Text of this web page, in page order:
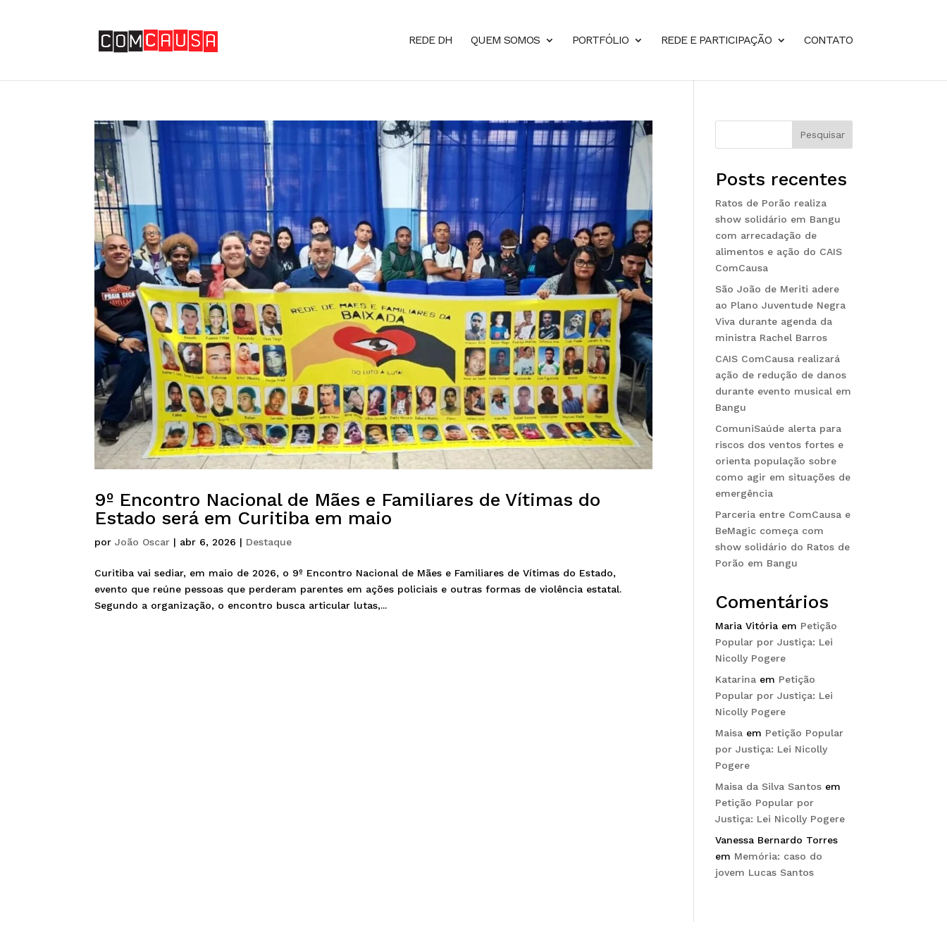
REDE DH QUEM SOMOS PORTFÓLIO REDE E PARTICIPAÇÃO CONTATO
9º Encontro Nacional de Mães e Familiares de Vítimas do
Estado será em Curitiba em maio
porJoão Oscar | abr 6, 2026 | Destaque
Curitiba vai sediar, em maio de 2026, o 9º Encontro Nacional de Mães e Familiares de Vítimas do Estado,
evento que reúne pessoas que perderam parentes em ações policiais e outras formas de violência estatal.
Segundo a organização, o encontro busca articular lutas,...
Pesquisar
Posts recentes
Ratos de Porão realiza
show solidário em Bangu
com arrecadação de
alimentos e ação do CAIS
ComCausa
São João de Meriti adere
ao Plano Juventude Negra
Viva durante agenda da
ministra Rachel Barros
CAIS ComCausa realizará
ação de redução de danos
durante evento musical em
Bangu
ComuniSaúde alerta para
riscos dos ventos fortes e
orienta população sobre
como agir em situações de
emergência
Parceria entre ComCausa e
BeMagic começa com
show solidário do Ratos de
Porão em Bangu
Comentários
Maria Vitória em Petição
Popular por Justiça: Lei
Nicolly Pogere
Katarina em Petição
Popular por Justiça: Lei
Nicolly Pogere
Maisa em Petição Popular
por Justiça: Lei Nicolly
Pogere
Maisa da Silva Santos em
Petição Popular por
Justiça: Lei Nicolly Pogere
Vanessa Bernardo Torres
em Memória: caso do
jovem Lucas Santos